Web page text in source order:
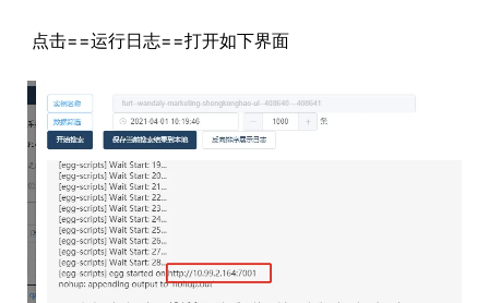
点击==运行日志==打开如下界面